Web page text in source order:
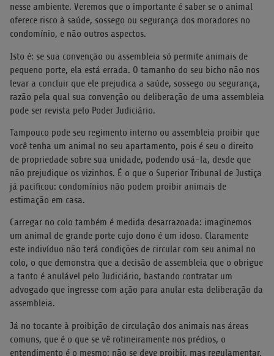
nesse ambiente. Veremos que o importante é saber se o animal
oferece risco à saúde, sossego ou segurança dos moradores no
condomínio, e não outros aspectos.
Isto é: se sua convenção ou assembleia só permite animais de
pequeno porte, ela está errada. O tamanho do seu bicho não nos
levar a concluir que ele prejudica a saúde, sossego ou segurança,
razão pela qual sua convenção ou deliberação de uma assembleia
pode ser revista pelo Poder Judiciário.
Tampouco pode seu regimento interno ou assembleia proibir que
você tenha um animal no seu apartamento, pois é seu o direito
de propriedade sobre sua unidade, podendo usá-la, desde que
não prejudique os vizinhos. É o que o Superior Tribunal de Justiça
já pacificou: condomínios não podem proibir animais de
estimação em casa.
Carregar no colo também é medida desarrazoada: imaginemos
um animal de grande porte cujo dono é um idoso. Claramente
este indivíduo não terá condições de circular com seu animal no
colo, o que demonstra que a decisão de assembleia que o obrigue
a tanto é anulável pelo Judiciário, bastando contratar um
advogado que ingresse com ação para anular esta deliberação da
assembleia.
Já no tocante à proibição de circulação dos animais nas áreas
comuns, que é o que se vê rotineiramente nos prédios, o
entendimento é o mesmo: não se deve proibir, mas regulamentar,